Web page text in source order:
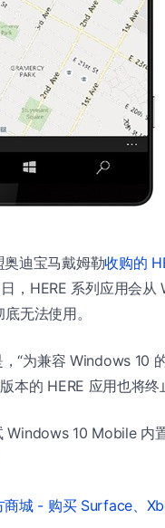
奥迪宝马戴姆勒收购的
，HERE 系列应用会
无法使用。
“为兼容 Windows 10
本的 HERE 应用也将终
Windows 10 Mobile 内
商城 - 购买 Surface、